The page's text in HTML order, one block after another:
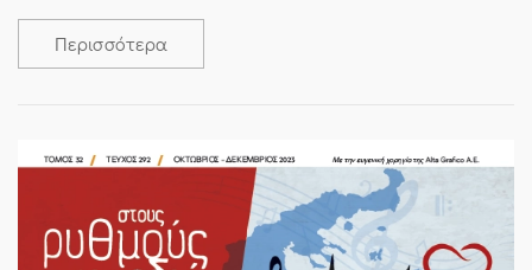
Περισσότερα